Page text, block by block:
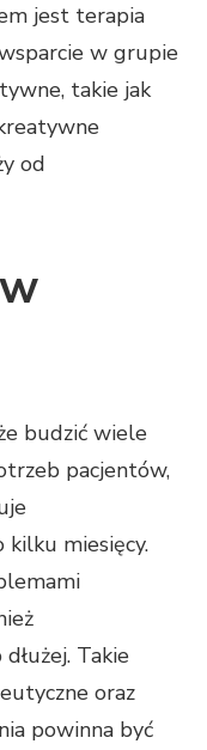
jest terapia
w grupie
takie jak
od
budzić wiele
pacjentów,
miesięcy.
Takie
oraz
powinna być